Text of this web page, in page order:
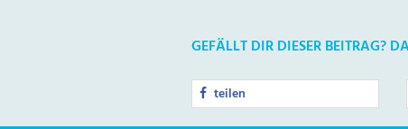
GEFÄLLT DIR DIESER BEITRAG?
teilen